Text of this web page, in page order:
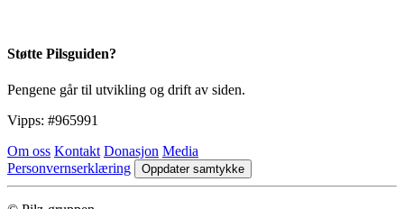
Støtte Pilsguiden?
Pengene går til utvikling og drift av siden.
Vipps: #965991
Om oss Kontakt Donasjon Media
Personvernserklæring
Oppdater samtykke